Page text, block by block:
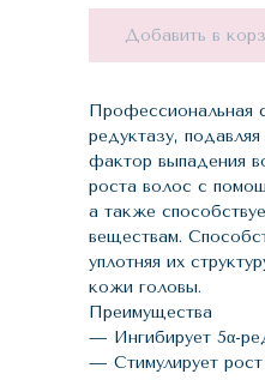
Добавить в
Профессиональная
редуктазу,
фактор выпадения
роста волос с
а также
веществам.
уплотняя их
кожи головы.
Преимущества
— Ингибирует 5α-
— Стимулирует